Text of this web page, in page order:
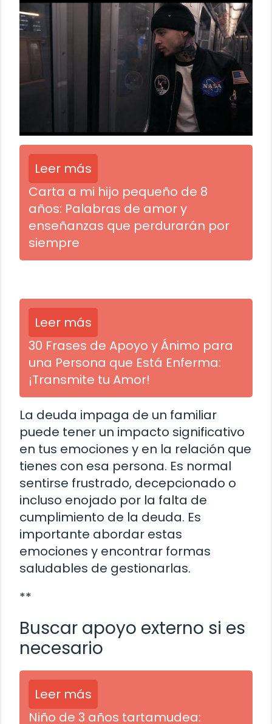
Leer más
Carta a mi hijo pequeño de 8
años: Palabras de amor y
enseñanzas que perdurarán por
siempre
Leer más
30 Frases de Apoyo y Ánimo para
una Persona que Está Enferma:
¡Transmite tu Amor!
La deuda impaga de un familiar
puede tener un impacto significativo
en tus emociones y en la relación que
tienes con esa persona. Es normal
sentirse frustrado, decepcionado o
incluso enojado por la falta de
cumplimiento de la deuda. Es
importante abordar estas
emociones y encontrar formas
saludables de gestionarlas.
**
Buscar apoyo externo si es
necesario
Leer más
Niño de 3 años tartamudea: